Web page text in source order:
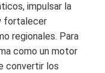
impulsar la
fortalecer
regionales. Para
como un motor
convertir los